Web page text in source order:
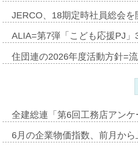
JERCO、18期定時社員総会
ALIA=第7弾「こども応援PJ
住団連の2026年度活動方針=
全建総連「第6回工務店アン
6月の企業物価指数、前月か